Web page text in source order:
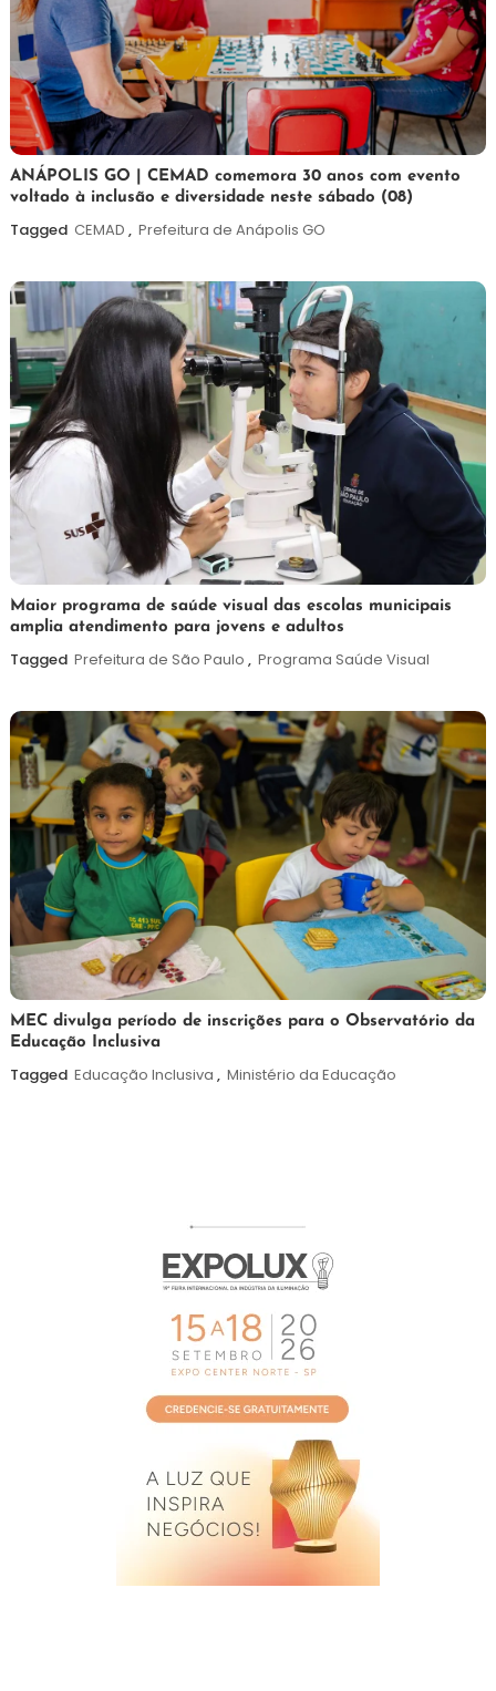
7
de
agosto
Maurilio
ANÁPOLIS GO | CEMAD comemora 30 anos com evento
voltado à inclusão e diversidade neste sábado (08)
Tagged CEMAD , Prefeitura de Anápolis GO
7
de
agosto
Maurilio
Maior programa de saúde visual das escolas municipais
amplia atendimento para jovens e adultos
Tagged Prefeitura de São Paulo , Programa Saúde Visual
7
de
agosto
Maurilio
MEC divulga período de inscrições para o Observatório da
Educação Inclusiva
Tagged Educação Inclusiva , Ministério da Educação